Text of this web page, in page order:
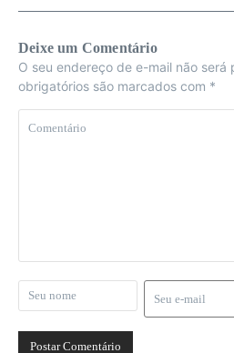
Deixe um Comentário
O seu endereço de e-mail não será
obrigatórios são marcados com *